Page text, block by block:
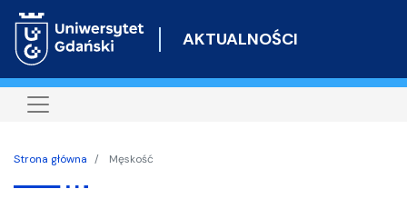
do
AKTUALNOŚCI
Strona główna Męskość